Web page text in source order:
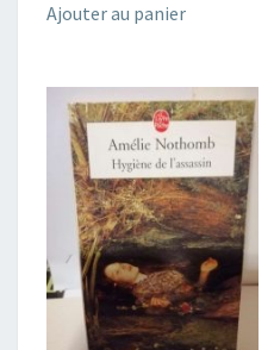
Ajouter au panier